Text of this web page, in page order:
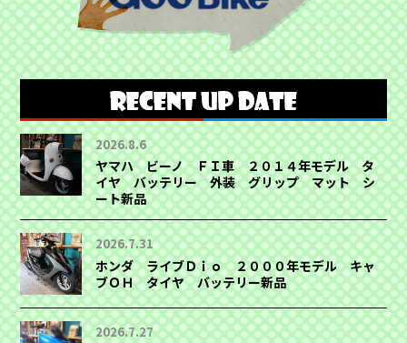
2026.8.6
ヤマハ ビーノ ＦＩ車 ２０１４年モデル タ
イヤ バッテリー 外装 グリップ マット シ
ート新品
2026.7.31
ホンダ ライブＤｉｏ ２０００年モデル キャ
ブＯＨ タイヤ バッテリー新品
2026.7.27